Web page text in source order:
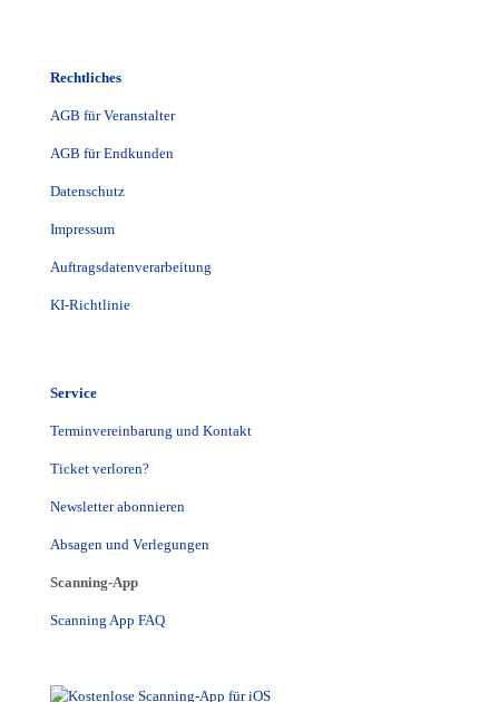
Rechtliches
AGB für Veranstalter
AGB für Endkunden
Datenschutz
Impressum
Auftragsdatenverarbeitung
KI-Richtlinie
Service
Terminvereinbarung und Kontakt
Ticket verloren?
Newsletter abonnieren
Absagen und Verlegungen
Scanning-App
Scanning App FAQ